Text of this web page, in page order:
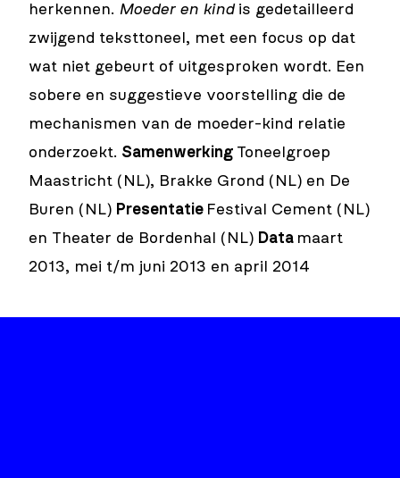
herkennen. Moeder en kindis gedetailleerd
zwijgend teksttoneel, met een focus op dat
wat niet gebeurt of uitgesproken wordt. Een
sobere en suggestieve voorstelling die de
mechanismen van de moeder-kind relatie
onderzoekt. Samenwerking Toneelgroep
Maastricht (NL), Brakke Grond (NL) en De
Buren (NL) Presentatie Festival Cement (NL)
en Theater de Bordenhal (NL) Data maart
2013, mei t/m juni 2013 en april 2014